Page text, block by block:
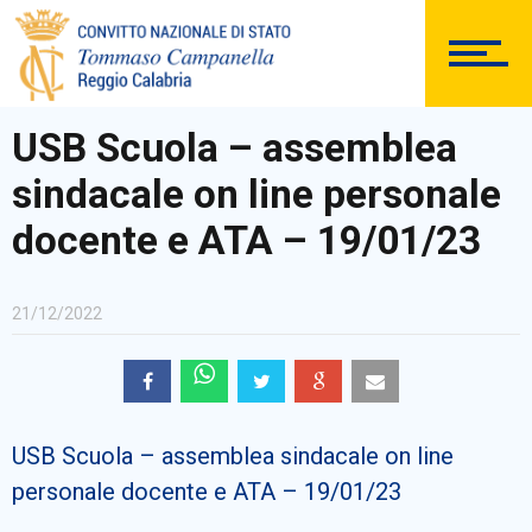
DOCUMENTAZIONE
BACHECA SINDACALE
USB Scuola – assemblea
sindacale on line personale
docente e ATA – 19/01/23
21/12/2022
USB Scuola – assemblea sindacale on line
personale docente e ATA – 19/01/23